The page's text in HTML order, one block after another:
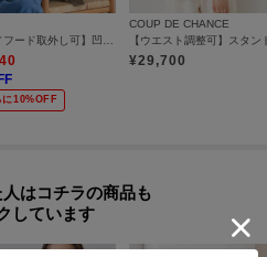
【撥水／フード取外し可】凹凸素材ブルゾン
に10%OFF
COUP DE CHANCE
¥29,700
はコチラの商品も
しています